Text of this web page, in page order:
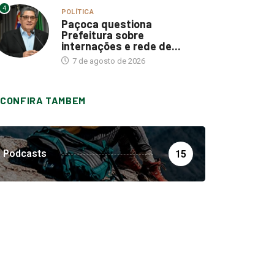
4 POLÍTICA
Paçoca questiona
Prefeitura sobre
internações e rede de...
7 de agosto de 2026
CONFIRA TAMBEM
Podcasts 15